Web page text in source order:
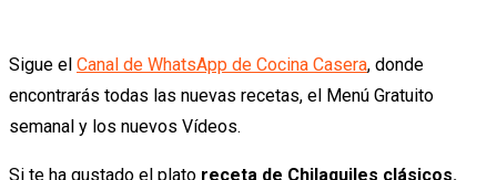
Sigue el Canal de WhatsApp de Cocina Casera, donde
encontrarás todas las nuevas recetas, el Menú Gratuito
semanal y los nuevos Vídeos.
Si te ha gustado el plato receta de Chilaquiles clásicos.